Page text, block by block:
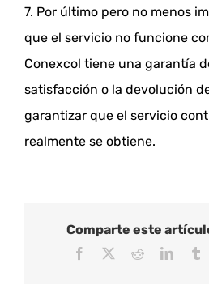
7. Por último pero no menos
que el servicio no funcione
Conexcol tiene una garantía
satisfacción o la devolución
garantizar que el servicio
realmente se obtiene.
Comparte este
Facebook Reddit